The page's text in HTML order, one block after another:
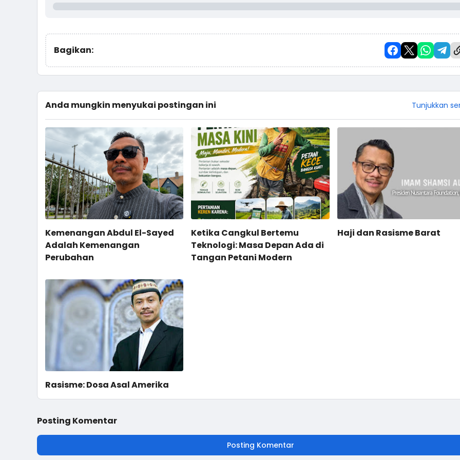
Bagikan:
Anda mungkin menyukai postingan ini Tunjukkan
Kemenangan Abdul El-Sayed
Adalah Kemenangan
Perubahan
Ketika Cangkul Bertemu
Teknologi: Masa Depan Ada di
Tangan Petani Modern
Haji dan Rasisme Barat
Rasisme: Dosa Asal Amerika
Posting Komentar
Posting Komentar